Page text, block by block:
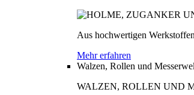
Aus hochwertigen
Mehr erfahren
Walzen, Rollen und
WALZEN, ROLLEN UND